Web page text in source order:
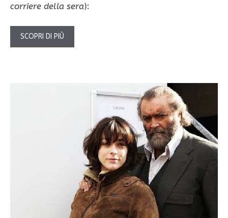
corriere della sera):
SCOPRI DI PIÙ